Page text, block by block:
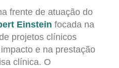
frente de atuação do
Einstein focada na
projetos clínicos
e na prestação
clínica. O